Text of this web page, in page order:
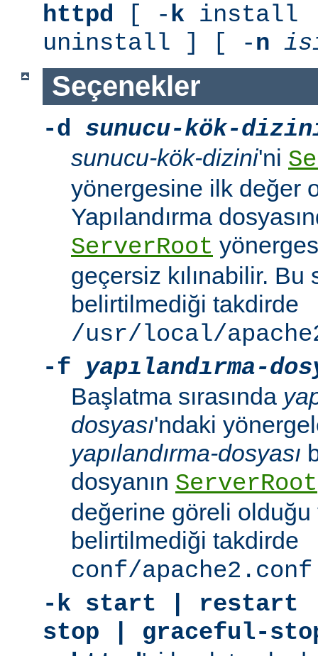
httpd [ -k install
uninstall ] [ -n
Seçenekler
-d
sunucu-kök-
sunucu-kök-dizini'ni
yönergesine ilk değer
Yapılandırma
ServerRoot
geçersiz kılınabilir. Bu
belirtilmediği takdirde
/usr/local/
-f
yapılandırma-
Başlatma sırasında
dosyası'ndaki
yapılandırma-dosyası
dosyanın ServerRoot
değerine göreli olduğu
belirtilmediği takdirde
conf/apache2.conf
-k start | restart
stop | graceful-